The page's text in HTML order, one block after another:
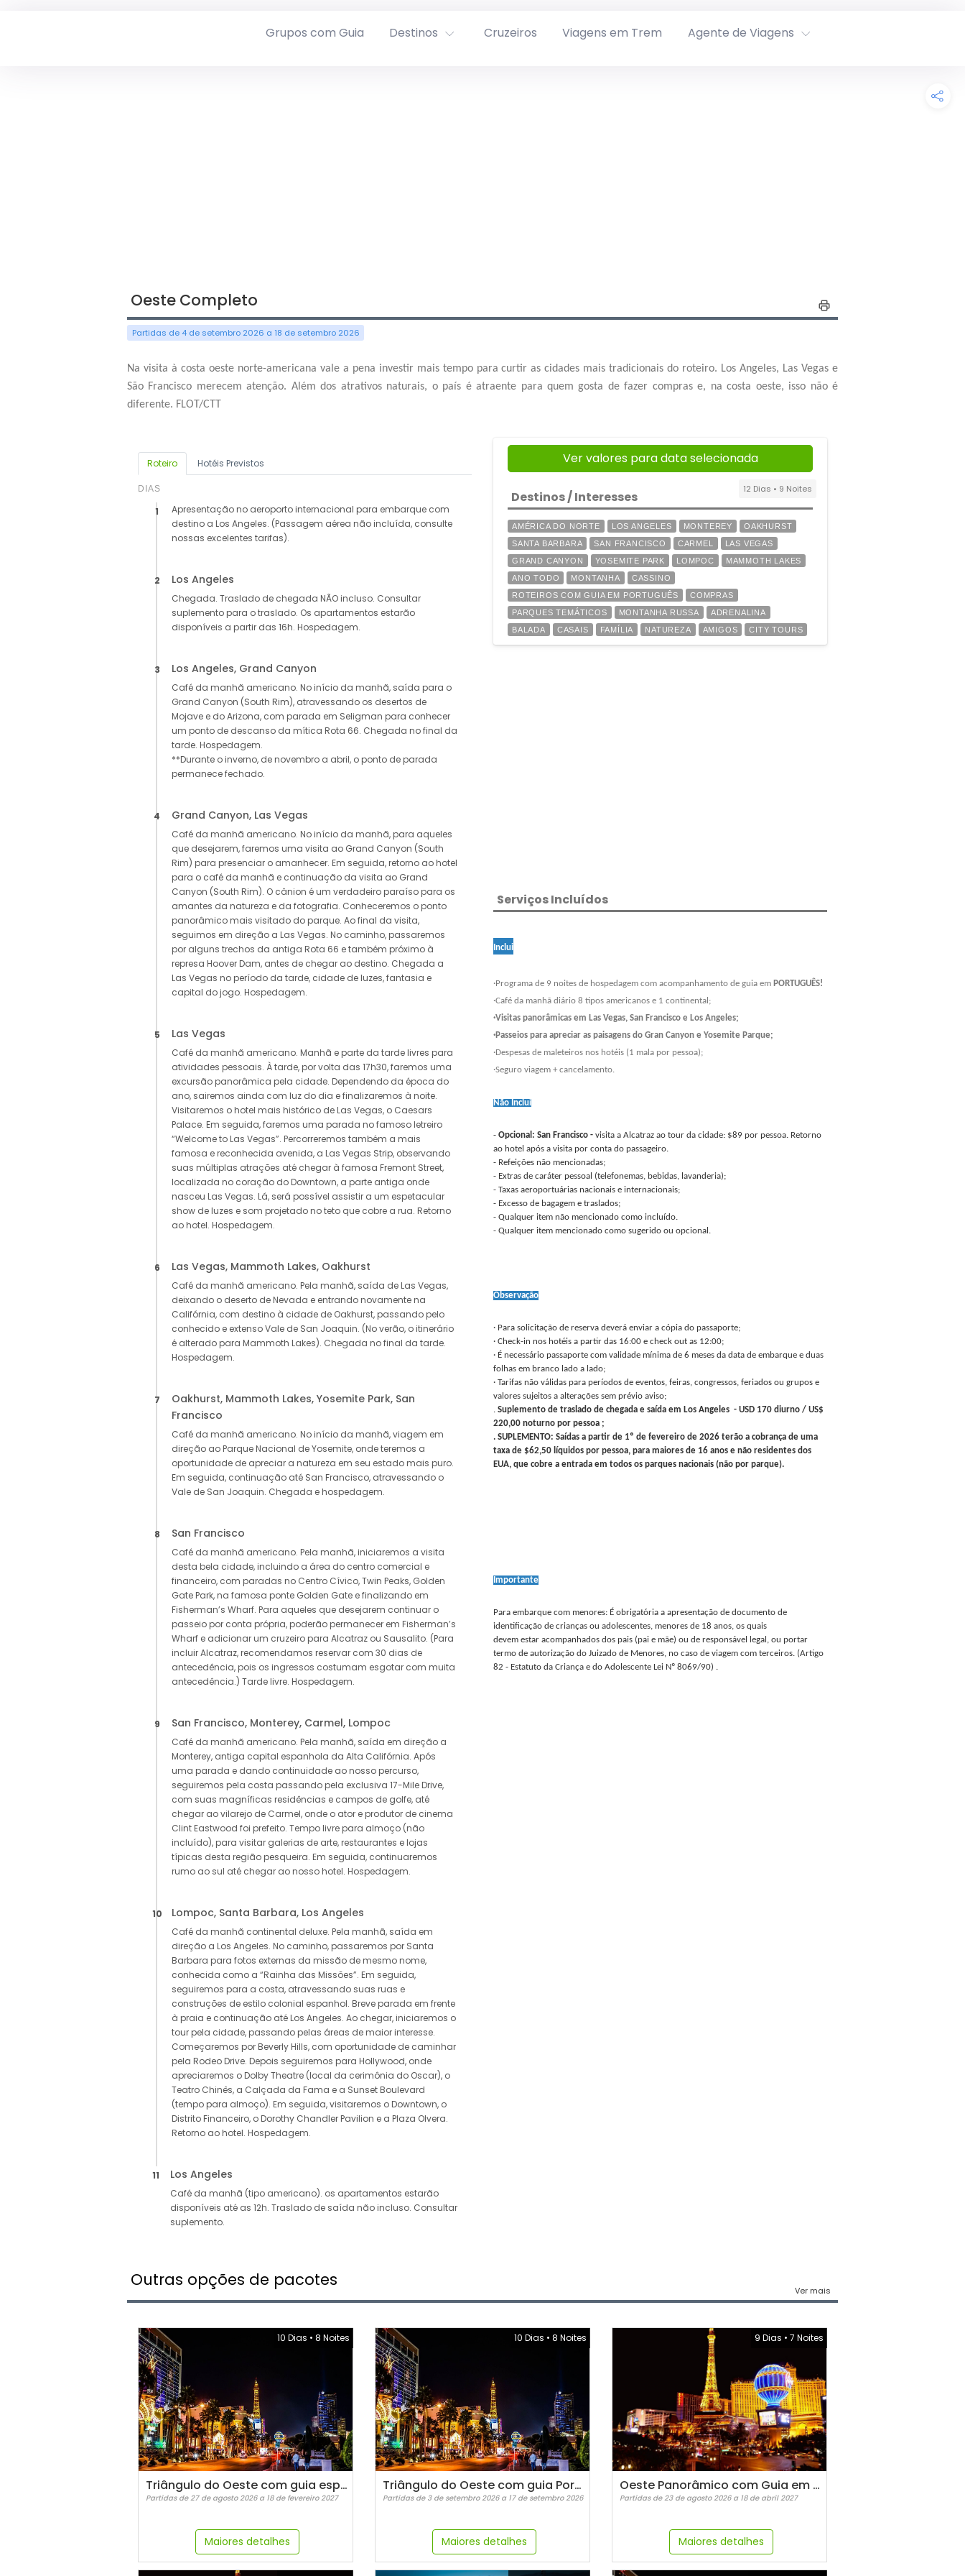
Grupos com Guia Destinos Cruzeiros Viagens em Trem Agente de Viagens
Oeste Completo
Partidas de 4 de setembro 2026 a 18 de setembro 2026
Na visita à costa oeste norte-americana vale a pena investir mais tempo para curtir as cidades mais tradicionais do roteiro. Los Angeles, Las Vegas e
São Francisco merecem atenção. Além dos atrativos naturais, o país é atraente para quem gosta de fazer compras e, na costa oeste, isso não é
diferente. FLOT/CTT
Roteiro Hotéis Previstos
DIAS
1
Apresentação no aeroporto internacional para embarque com
destino a Los Angeles. (Passagem aérea não incluída, consulte
nossas excelentes tarifas).
2 Los Angeles
Chegada. Traslado de chegada NÃO incluso. Consultar
suplemento para o traslado. Os apartamentos estarão
disponíveis a partir das 16h. Hospedagem.
3 Los Angeles, Grand Canyon
Café da manhã americano. No início da manhã, saída para o
Grand Canyon (South Rim), atravessando os desertos de
Mojave e do Arizona, com parada em Seligman para conhecer
um ponto de descanso da mítica Rota 66. Chegada no final da
tarde. Hospedagem.
**Durante o inverno, de novembro a abril, o ponto de parada
permanece fechado.
4 Grand Canyon, Las Vegas
Café da manhã americano. No início da manhã, para aqueles
que desejarem, faremos uma visita ao Grand Canyon (South
Rim) para presenciar o amanhecer. Em seguida, retorno ao hotel
para o café da manhã e continuação da visita ao Grand
Canyon (South Rim). O cânion é um verdadeiro paraíso para os
amantes da natureza e da fotografia. Conheceremos o ponto
panorâmico mais visitado do parque. Ao final da visita,
seguimos em direção a Las Vegas. No caminho, passaremos
por alguns trechos da antiga Rota 66 e também próximo à
represa Hoover Dam, antes de chegar ao destino. Chegada a
Las Vegas no período da tarde, cidade de luzes, fantasia e
capital do jogo. Hospedagem.
5 Las Vegas
Café da manhã americano. Manhã e parte da tarde livres para
atividades pessoais. À tarde, por volta das 17h30, faremos uma
excursão panorâmica pela cidade. Dependendo da época do
ano, sairemos ainda com luz do dia e finalizaremos à noite.
Visitaremos o hotel mais histórico de Las Vegas, o Caesars
Palace. Em seguida, faremos uma parada no famoso letreiro
“Welcome to Las Vegas”. Percorreremos também a mais
famosa e reconhecida avenida, a Las Vegas Strip, observando
suas múltiplas atrações até chegar à famosa Fremont Street,
localizada no coração do Downtown, a parte antiga onde
nasceu Las Vegas. Lá, será possível assistir a um espetacular
show de luzes e som projetado no teto que cobre a rua. Retorno
ao hotel. Hospedagem.
6 Las Vegas, Mammoth Lakes, Oakhurst
Café da manhã americano. Pela manhã, saída de Las Vegas,
deixando o deserto de Nevada e entrando novamente na
Califórnia, com destino à cidade de Oakhurst, passando pelo
conhecido e extenso Vale de San Joaquin. (No verão, o itinerário
é alterado para Mammoth Lakes). Chegada no final da tarde.
Hospedagem.
7
Oakhurst, Mammoth Lakes, Yosemite Park, San
Francisco
Café da manhã americano. No início da manhã, viagem em
direção ao Parque Nacional de Yosemite, onde teremos a
oportunidade de apreciar a natureza em seu estado mais puro.
Em seguida, continuação até San Francisco, atravessando o
Vale de San Joaquin. Chegada e hospedagem.
8 San Francisco
Café da manhã americano. Pela manhã, iniciaremos a visita
desta bela cidade, incluindo a área do centro comercial e
financeiro, com paradas no Centro Cívico, Twin Peaks, Golden
Gate Park, na famosa ponte Golden Gate e finalizando em
Fisherman’s Wharf. Para aqueles que desejarem continuar o
passeio por conta própria, poderão permanecer em Fisherman’s
Wharf e adicionar um cruzeiro para Alcatraz ou Sausalito. (Para
incluir Alcatraz, recomendamos reservar com 30 dias de
antecedência, pois os ingressos costumam esgotar com muita
antecedência.) Tarde livre. Hospedagem.
9 San Francisco, Monterey, Carmel, Lompoc
Café da manhã americano. Pela manhã, saída em direção a
Monterey, antiga capital espanhola da Alta Califórnia. Após
uma parada e dando continuidade ao nosso percurso,
seguiremos pela costa passando pela exclusiva 17-Mile Drive,
com suas magníficas residências e campos de golfe, até
chegar ao vilarejo de Carmel, onde o ator e produtor de cinema
Clint Eastwood foi prefeito. Tempo livre para almoço (não
incluído), para visitar galerias de arte, restaurantes e lojas
típicas desta região pesqueira. Em seguida, continuaremos
rumo ao sul até chegar ao nosso hotel. Hospedagem.
10 Lompoc, Santa Barbara, Los Angeles
Café da manhã continental deluxe. Pela manhã, saída em
direção a Los Angeles. No caminho, passaremos por Santa
Barbara para fotos externas da missão de mesmo nome,
conhecida como a “Rainha das Missões”. Em seguida,
seguiremos para a costa, atravessando suas ruas e
construções de estilo colonial espanhol. Breve parada em frente
à praia e continuação até Los Angeles. Ao chegar, iniciaremos o
tour pela cidade, passando pelas áreas de maior interesse.
Começaremos por Beverly Hills, com oportunidade de caminhar
pela Rodeo Drive. Depois seguiremos para Hollywood, onde
apreciaremos o Dolby Theatre (local da cerimônia do Oscar), o
Teatro Chinês, a Calçada da Fama e a Sunset Boulevard
(tempo para almoço). Em seguida, visitaremos o Downtown, o
Distrito Financeiro, o Dorothy Chandler Pavilion e a Plaza Olvera.
Retorno ao hotel. Hospedagem.
11 Los Angeles
Café da manhã (tipo americano). os apartamentos estarão
disponíveis até as 12h. Traslado de saída não incluso. Consultar
suplemento.
Ver valores para data selecionada
12 Dias • 9 Noites
Destinos / Interesses
AMÉRICA DO NORTE LOS ANGELES MONTEREY
OAKHURST
SANTA BARBARA
SAN FRANCISCO CARMEL
LAS VEGAS
GRAND CANYON
YOSEMITE PARK LOMPOC
MAMMOTH LAKES
ANO TODO
MONTANHA
CASSINO
ROTEIROS COM GUIA EM PORTUGUÊS
COMPRAS
PARQUES TEMÁTICOS
MONTANHA RUSSA
ADRENALINA
BALADA
CASAIS FAMÍLIA NATUREZA AMIGOS CITY TOURS
Serviços Incluídos
Inclui
·Programa de 9 noites de hospedagem com acompanhamento de guia em PORTUGUÊS!
·Café da manhã diário 8 tipos americanos e 1 continental;
·Visitas panorâmicas em Las Vegas, San Francisco e Los Angeles;
·Passeios para apreciar as paisagens do Gran Canyon e Yosemite Parque;
·Despesas de maleteiros nos hotéis (1 mala por pessoa);
·Seguro viagem + cancelamento.
Não Inclui
- Opcional: San Francisco - visita a Alcatraz ao tour da cidade: $89 por pessoa. Retorno
ao hotel após a visita por conta do passageiro.
- Refeições não mencionadas;
- Extras de caráter pessoal (telefonemas, bebidas, lavanderia);
- Taxas aeroportuárias nacionais e internacionais;
- Excesso de bagagem e traslados;
- Qualquer item não mencionado como incluído.
- Qualquer item mencionado como sugerido ou opcional.
Observação
· Para solicitação de reserva deverá enviar a cópia do passaporte;
· Check-in nos hotéis a partir das 16:00 e check out as 12:00;
· É necessário passaporte com validade mínima de 6 meses da data de embarque e duas
folhas em branco lado a lado;
· Tarifas não válidas para períodos de eventos, feiras, congressos, feriados ou grupos e
valores sujeitos a alterações sem prévio aviso;
. Suplemento de traslado de chegada e saída em Los Angeles - USD 170 diurno / US$
220,00 noturno por pessoa ;
. SUPLEMENTO: Saídas a partir de 1º de fevereiro de 2026 terão a cobrança de uma
taxa de $62,50 líquidos por pessoa, para maiores de 16 anos e não residentes dos
EUA, que cobre a entrada em todos os parques nacionais (não por parque).
Importante
Para embarque com menores: É obrigatória a apresentação de documento de
identificação de crianças ou adolescentes, menores de 18 anos, os quais
devem estar acompanhados dos pais (pai e mãe) ou de responsável legal, ou portar
termo de autorização do Juizado de Menores, no caso de viagem com terceiros. (Artigo
82 - Estatuto da Criança e do Adolescente Lei Nº 8069/90) .
Outras opções de pacotes
Ver mais
10 Dias • 8 Noites
Triângulo do Oeste com guia espanhol - 2026/2027
Partidas de 27 de agosto 2026 a 18 de fevereiro 2027
Maiores detalhes
10 Dias • 8 Noites
Triângulo do Oeste com guia Português - 2026
Partidas de 3 de setembro 2026 a 17 de setembro 2026
Maiores detalhes
9 Dias • 7 Noites
Oeste Panorâmico com Guia em Espanhol
Partidas de 23 de agosto 2026 a 18 de abril 2027
Maiores detalhes